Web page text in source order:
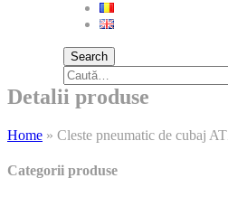
Search
Detalii produse
Home » Cleste pneumatic de cubaj
Categorii produse